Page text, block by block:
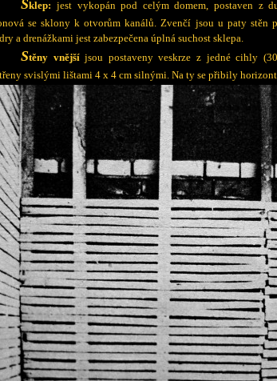
Sklep: jest vykopán pod celým domem, postaven z
se sklony k otvorům kanálů. Zvenčí jsou u paty stěn
a drenážkami jest zabezpečena úplná suchost sklepa.
Stěny vnějšíjsou postaveny veskrze z jedné cihly (
svislými lištami 4 x4 cm silnými. Na ty se přibily